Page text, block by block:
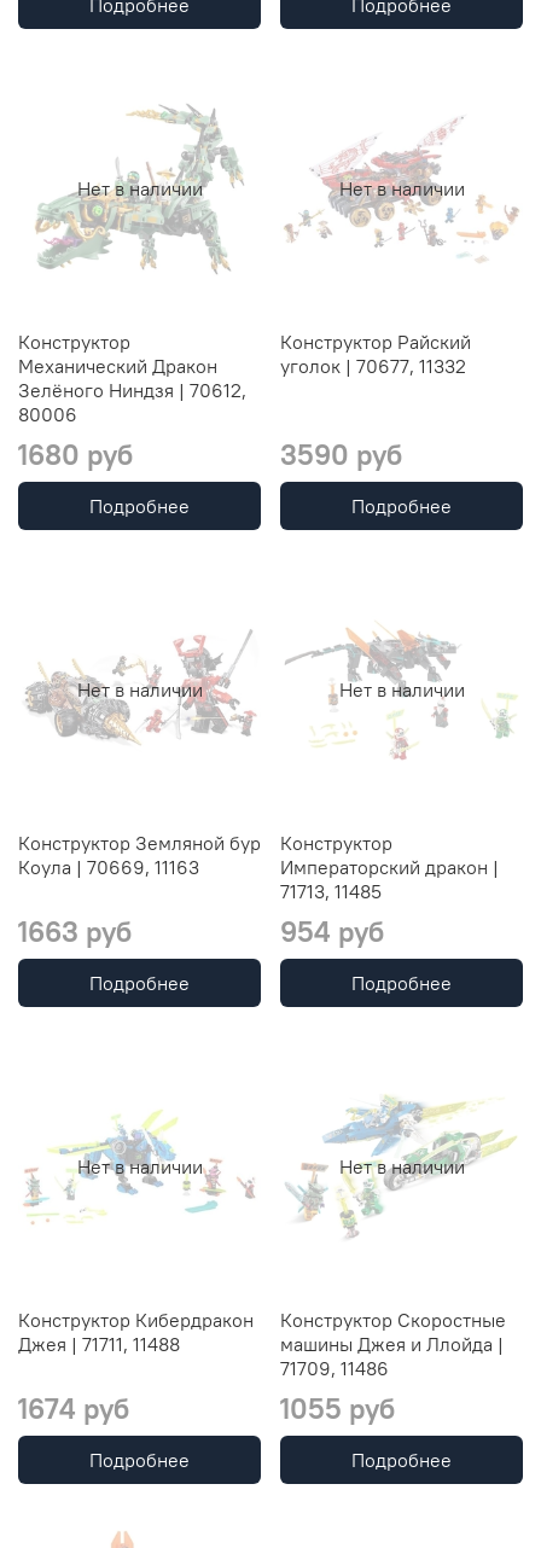
Нет в наличии
Конструктор
Механический Дракон
Зелёного Ниндзя | 70612,
80006
1680 руб
Подробнее
Нет в наличии
Конструктор Райский
уголок | 70677, 11332
3590 руб
Подробнее
Нет в наличии
Конструктор Земляной бур
Коула | 70669, 11163
1663 руб
Подробнее
Нет в наличии
Конструктор
Императорский дракон |
71713, 11485
954 руб
Подробнее
Нет в наличии
Конструктор Кибердракон
Джея | 71711, 11488
1674 руб
Подробнее
Нет в наличии
Конструктор Скоростные
машины Джея и Ллойда |
71709, 11486
1055 руб
Подробнее